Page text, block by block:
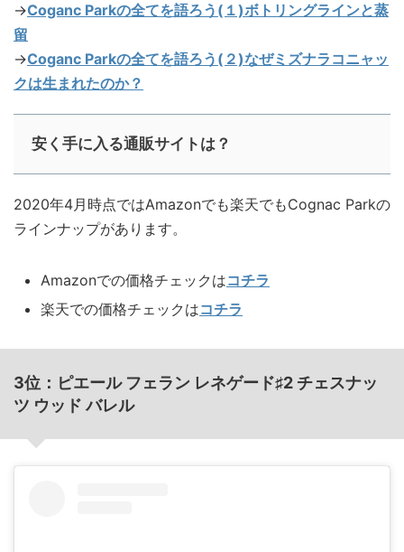
→Coganc Parkの全てを語ろう(１)ボトリングラインと蒸
留
→Coganc Parkの全てを語ろう(２)なぜミズナラコニャッ
クは生まれたのか？
安く手に入る通販サイトは？
2020年4月時点ではAmazonでも楽天でもCognac Parkの
ラインナップがあります。
Amazonでの価格チェックはコチラ
楽天での価格チェックはコチラ
3位：ピエール フェラン レネゲード♯2 チェスナッ
ツ ウッド バレル